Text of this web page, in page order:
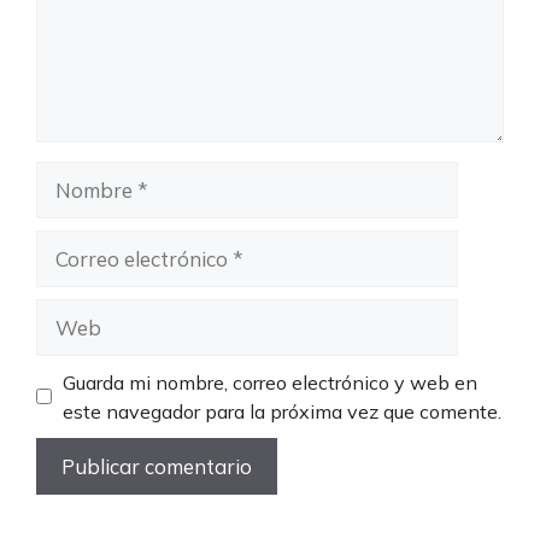
electrónico
Guarda mi nombre, correo electrónico y web en
este navegador para la próxima vez que comente.